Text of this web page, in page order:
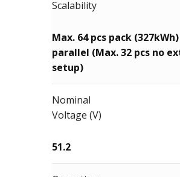
Scalability
Max. 64 pcs pack
parallel (Max. 32 pcs no
setup)
Nominal
Voltage (V)
51.2